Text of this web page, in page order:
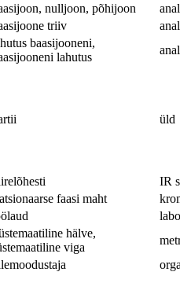
nulljoon, põhijoon
triiv
baasijooneni,
lahutus
üld
IR
faasi maht
hälve,
viga